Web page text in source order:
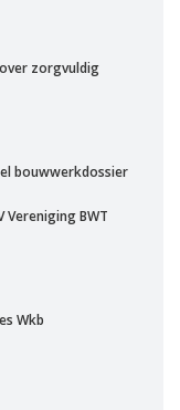
zorgvuldig
bouwwerkdossier
Vereniging BWT
Wkb